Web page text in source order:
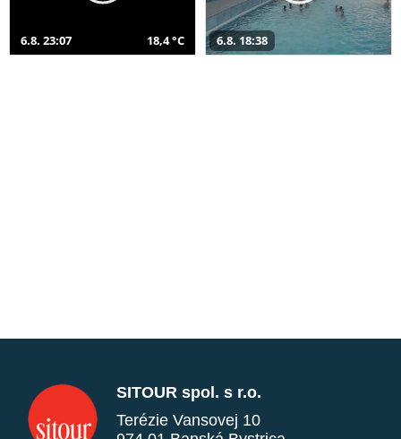
6.8. 23:07 18,4 °C 6.8. 18:38
SITOUR spol. s r.o.
Terézie Vansovej 10